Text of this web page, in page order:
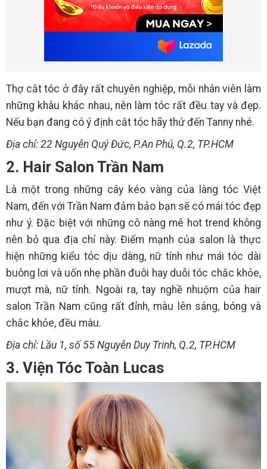
Thợ cắt tóc ở đây rất chuyên nghiệp, mỗi nhân viên làm
những khâu khác nhau, nên làm tóc rất đều tay và đẹp.
Nếu bạn đang có ý định cắt tóc hãy thử đến Tanny nhé.
Địa chỉ: 22 Nguyễn Quý Đức, P.An Phú, Q.2, TP.HCM
2. Hair Salon Trần Nam
Là một trong những cây kéo vàng của làng tóc Việt
Nam, đến với Trần Nam đảm bảo bạn sẽ có mái tóc đẹp
như ý. Đặc biệt với những cô nàng mê hot trend không
nên bỏ qua địa chỉ này. Điểm mạnh của salon là thực
hiện những kiểu tóc dịu dàng, nữ tính như mái tóc dài
buông lơi và uốn nhẹ phần đuôi hay duỗi tóc chắc khỏe,
mượt mà, nữ tính. Ngoài ra, tay nghề nhuộm của hair
salon Trần Nam cũng rất đỉnh, màu lên sáng, bóng và
chắc khỏe, đều màu.
Địa chỉ: Lầu 1, số 55 Nguyễn Duy Trinh, Q.2, TP.HCM
3. Viện Tóc Toàn Lucas